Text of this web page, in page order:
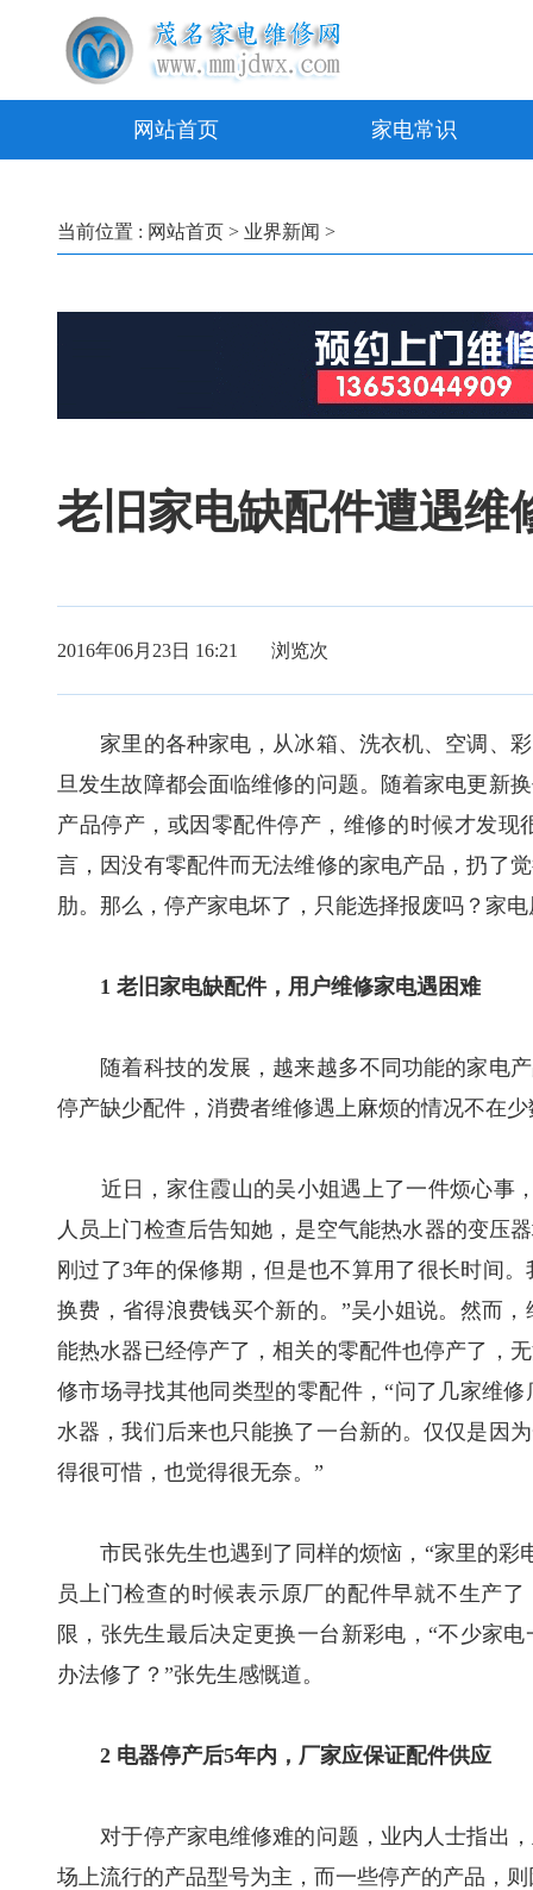
网站首页 家电常识
当前位置 : 网站首页 > 业界新闻 >
老旧家电缺配件遭遇维
2016年06月23日 16:21 浏览次
家里的各种家电，从冰箱、洗衣机、空调、彩
旦发生故障都会面临维修的问题。随着家电更新
产品停产，或因零配件停产，维修的时候才发
言，因没有零配件而无法维修的家电产品，扔了
肋。那么，停产家电坏了，只能选择报废吗？家
1 老旧家电缺配件，用户维修家电遇困难
随着科技的发展，越来越多不同功能的家电产
停产缺少配件，消费者维修遇上麻烦的情况不在少
近日，家住霞山的吴小姐遇上了一件烦心事
人员上门检查后告知她，是空气能热水器的变压
刚过了3年的保修期，但是也不算用了很长时间
换费，省得浪费钱买个新的。”吴小姐说。然而
能热水器已经停产了，相关的零配件也停产了，
修市场寻找其他同类型的零配件，“问了几家维
水器，我们后来也只能换了一台新的。仅仅是因
得很可惜，也觉得很无奈。”
市民张先生也遇到了同样的烦恼，“家里的彩
员上门检查的时候表示原厂的配件早就不生产
限，张先生最后决定更换一台新彩电，“不少家
办法修了？”张先生感慨道。
2 电器停产后5年内，厂家应保证配件供应
对于停产家电维修难的问题，业内人士指出，
场上流行的产品型号为主，而一些停产的产品，